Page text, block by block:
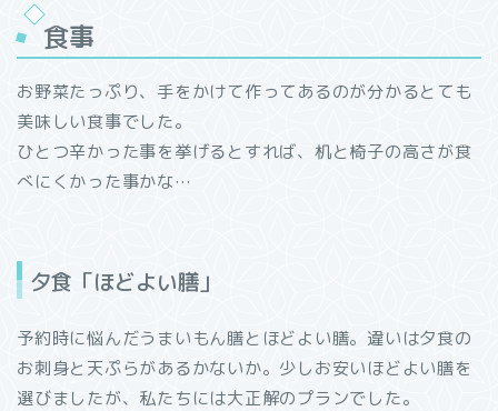
食事
お野菜たっぷり、手をかけて作ってあるのが分かるとても
美味しい食事でした。
ひとつ辛かった事を挙げるとすれば、机と椅子の高さが食
べにくかった事かな…
夕食「ほどよい膳」
予約時に悩んだうまいもん膳とほどよい膳。違いは夕食の
お刺身と天ぷらがあるかないか。少しお安いほどよい膳を
選びましたが、私たちには大正解のプランでした。